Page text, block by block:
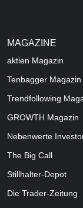
MAGAZINE
aktien Magazin
Tenbagger Magazin
Trendfollowing
GROWTH Magazin
Nebenwerte
The Big Call
Stillhalter-Depot
Die Trader-Zeitung